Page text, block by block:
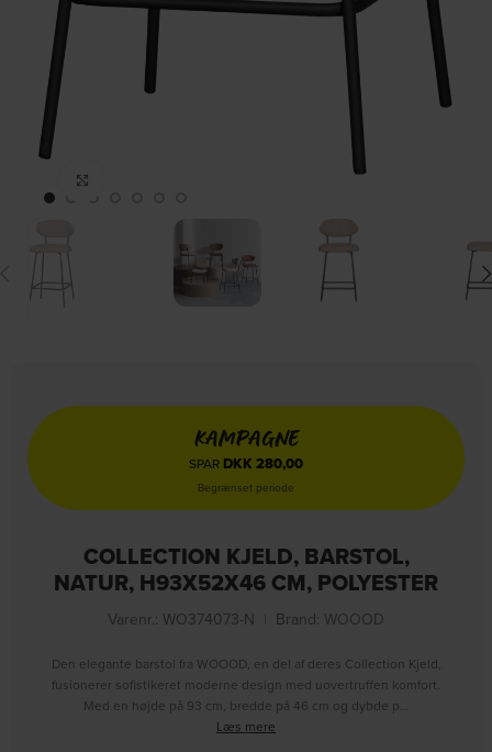
KAMPAGNE
SPAR DKK 280,00
Begrænset periode
COLLECTION KJELD, BARSTOL,
NATUR, H93X52X46 CM, POLYESTER
Varenr.: WO374073-N Brand: WOOOD
Den elegante barstol fra WOOOD, en del af deres Collection Kjeld,
fusionerer sofistikeret moderne design med uovertruffen komfort.
Med en højde på 93 cm, bredde på 46 cm og dybde p…
Læs mere